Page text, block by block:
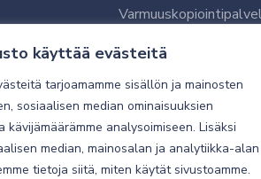
käyttää evästeitä
tarjoamamme sisällön ja mainosten
sosiaalisen median ominaisuuksien
kävijämäärämme analysoimiseen. Lisäksi
median, mainosalan ja analytiikka-alan
tietoja siitä, miten käytät sivustoamme.
Microsoft 365 -
WithSecure
WithSecuren
Käyttäjätukipalvelu
Tietoturvakartoitus